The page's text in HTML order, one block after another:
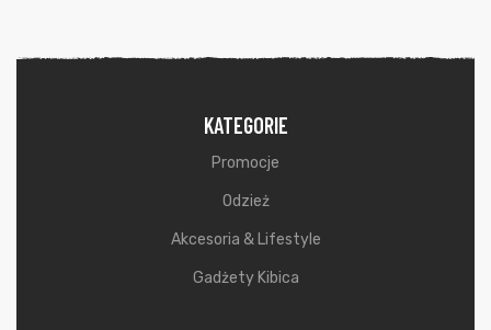
KATEGORIE
Promocje
Odzież
Akcesoria & Lifestyle
Gadżety Kibica